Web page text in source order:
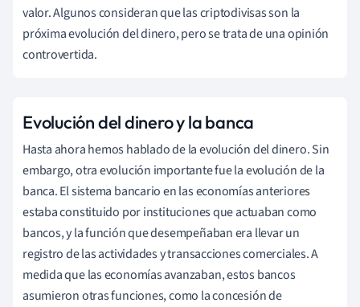
valor. Algunos consideran que las criptodivisas son la
próxima evolución del dinero, pero se trata de una opinión
controvertida.
Evolución del dinero y la banca
Hasta ahora hemos hablado de la evolución del dinero. Sin
embargo, otra evolución importante fue la evolución de la
banca. El sistema bancario en las economías anteriores
estaba constituido por instituciones que actuaban como
bancos, y la función que desempeñaban era llevar un
registro de las actividades y transacciones comerciales. A
medida que las economías avanzaban, estos bancos
asumieron otras funciones, como la concesión de